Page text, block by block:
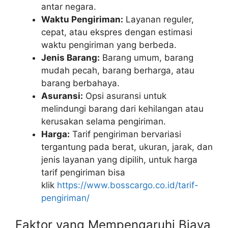
antar negara.
Waktu Pengiriman: Layanan reguler,
cepat, atau ekspres dengan estimasi
waktu pengiriman yang berbeda.
Jenis Barang: Barang umum, barang
mudah pecah, barang berharga, atau
barang berbahaya.
Asuransi: Opsi asuransi untuk
melindungi barang dari kehilangan atau
kerusakan selama pengiriman.
Harga: Tarif pengiriman bervariasi
tergantung pada berat, ukuran, jarak, dan
jenis layanan yang dipilih, untuk harga
tarif pengiriman bisa
klik https://www.bosscargo.co.id/tarif-
pengiriman/
Faktor yang Mempengaruhi Biaya